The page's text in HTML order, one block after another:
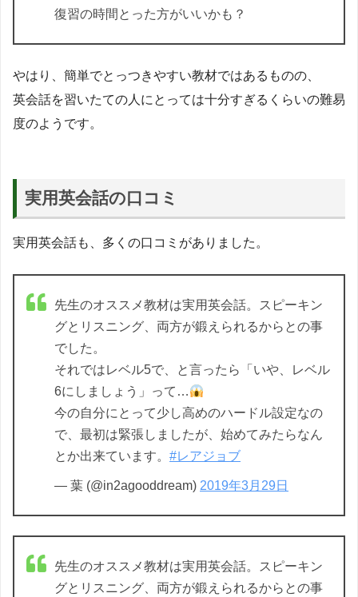
復習の時間とった方がいいかも？
やはり、簡単でとっつきやすい教材ではあるものの、
英会話を習いたての人にとっては十分すぎるくらいの難易
度のようです。
実用英会話の口コミ
実用英会話も、多くの口コミがありました。
先生のオススメ教材は実用英会話。スピーキン
グとリスニング、両方が鍛えられるからとの事
でした。
それではレベル5で、と言ったら「いや、レベル
6にしましょう」って…
今の自分にとって少し高めのハードル設定なの
で、最初は緊張しましたが、始めてみたらなん
とか出来ています。 #レアジョブ
— 葉 (@in2agooddream) 2019年3月29日
先生のオススメ教材は実用英会話。スピーキン
グとリスニング、両方が鍛えられるからとの事